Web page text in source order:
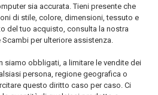
sia accurata. Tieni presente che
di stile, colore, dimensioni, tessuto e
del tuo acquisto, consulta la nostra
Scambi per ulteriore assistenza.
siamo obbligati, a limitare le vendite dei
persona, regione geografica o
questo diritto caso per caso. Ci